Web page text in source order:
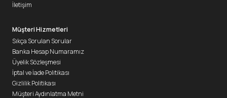
İletişim
Müşteri Hizmetleri
Sıkça Sorulan Sorular
Banka Hesap Numaramız
Üyelik Sözleşmesi
İptal ve İade Politikası
Gizlilik Politikası
Müşteri Aydınlatma Metni